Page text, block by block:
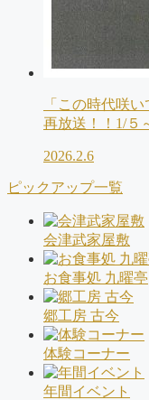
「この時代咲
再放送！！1/５
2026.2.6
ピックアップ一覧
会津武家屋敷
お食事処 九曜亭
郷工房 古今
体験コーナー
年間イベント